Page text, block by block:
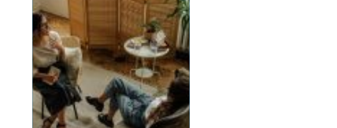
grænseoverskridende
hændelser. Andre
mærker mest en stille
indre utilfredshed og
tankemylder, der aldrig
holde...